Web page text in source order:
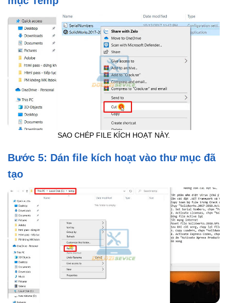
SAO CHÉP FILE KÍCH HOẠT NÀY.
Bước 5: Dán file kích hoạt vào thư mục đã
tạo